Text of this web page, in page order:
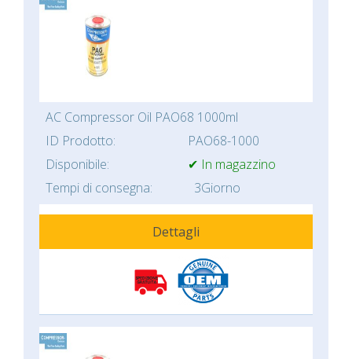
AC Compressor Oil PAO68 1000ml
ID Prodotto:
PAO68-1000
Disponibile:
✔ In magazzino
Tempi di consegna:
3Giorno
Dettagli